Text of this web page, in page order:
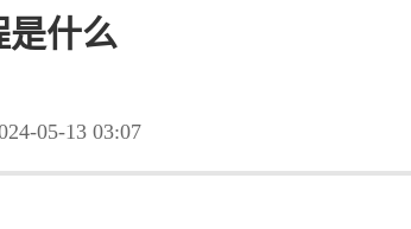
是什么
05-13 03:07